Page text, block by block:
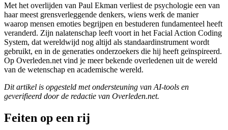
Met het overlijden van Paul Ekman verliest de psychologie een van
haar meest grensverleggende denkers, wiens werk de manier
waarop mensen emoties begrijpen en bestuderen fundamenteel heeft
veranderd. Zijn nalatenschap leeft voort in het Facial Action Coding
System, dat wereldwijd nog altijd als standaardinstrument wordt
gebruikt, en in de generaties onderzoekers die hij heeft geïnspireerd.
Op Overleden.net vind je meer bekende overledenen uit de wereld
van de wetenschap en academische wereld.
Dit artikel is opgesteld met ondersteuning van AI-tools en
geverifieerd door de redactie van Overleden.net.
Feiten op een rij